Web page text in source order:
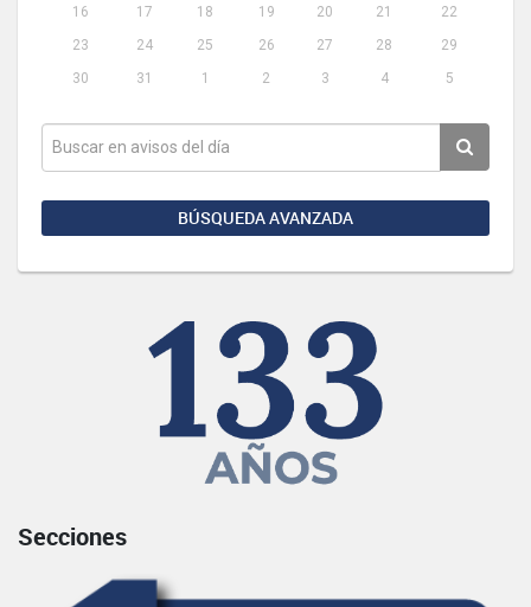
16
17 18 19 20 21
22
23
24 25 26 27 28
29
30
31 1 2 3 4 5
BÚSQUEDA AVANZADA
Secciones